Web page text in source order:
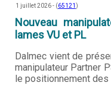
1 juillet 2026 - (65121 )
Nouveau
lames VU et PL
Dalmec vient de
manipulateur Partner
le positionnement